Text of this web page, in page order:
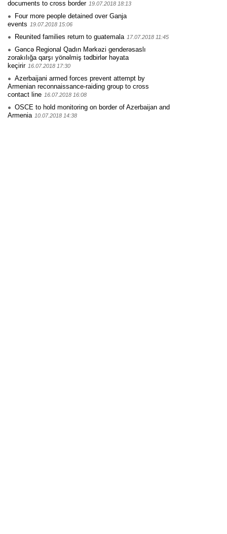
documents to cross border 19.07.2018 18:13
Four more people detained over Ganja
events 19.07.2018 15:06
Reunited families return to guatemala 17.07.2018 11:45
Gəncə Regional Qadın Mərkəzi genderəsaslı
zorakılığa qarşı yönəlmiş tədbirlər həyata
keçirir 16.07.2018 17:30
Azerbaijani armed forces prevent attempt by
Armenian reconnaissance-raiding group to cross
contact line 16.07.2018 16:08
OSCE to hold monitoring on border of Azerbaijan and
Armenia 10.07.2018 14:38